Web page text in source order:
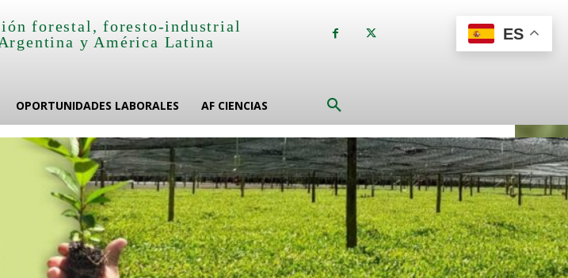
forestal, foresto-industrial
y América Latina
OPORTUNIDADES LABORALES AF CIENCIAS
ES